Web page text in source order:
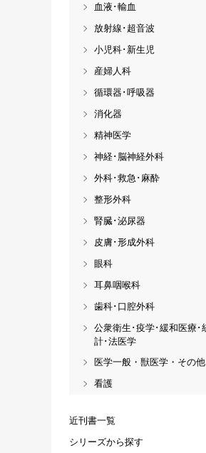
血液･輸血
放射線･超音波
小児科･新生児
産婦人科
循環器･呼吸器
消化器
精神医学
神経･脳神経外科
外科･救急･麻酔
整形外科
腎臓･泌尿器
皮膚･形成外科
眼科
耳鼻咽喉科
歯科･口腔外科
公衆衛生･疫学･緩和医療･
計･法医学
医学一般・獣医学・その他
看護
近刊書一覧
シリーズから探す